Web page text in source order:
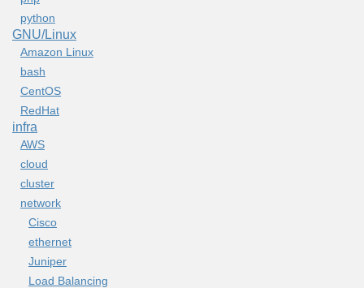
python
GNU/Linux
Amazon Linux
bash
CentOS
RedHat
infra
AWS
cloud
cluster
network
Cisco
ethernet
Juniper
Load Balancing